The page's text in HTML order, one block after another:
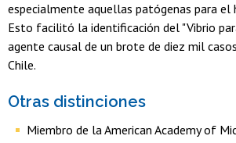
especialmente aquellas patógenas para el
Esto facilitó la identificación del "Vibrio
agente causal de un brote de diez mil
Chile.
Otras distinciones
Miembro de la American Academy of